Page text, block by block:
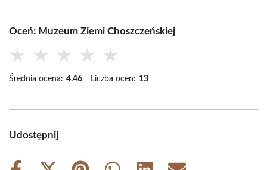
Oceń: Muzeum Ziemi Choszczeńskiej
★ ★ ★ ★ ★
Średnia ocena: 4.46 Liczba ocen: 13
Udostępnij